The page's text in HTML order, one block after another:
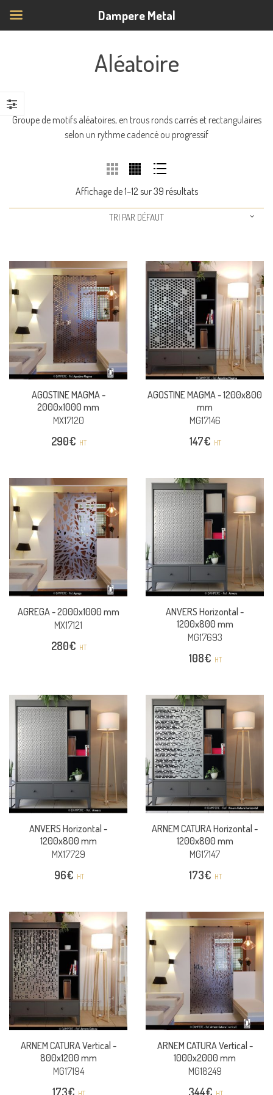
Aléatoire
Groupe de motifs aléatoires, en trous ronds carrés et rectangulaires
selon un rythme cadencé ou progressif
Affichage de 1–12 sur 39 résultats
TRI PAR DÉFAUT
AGOSTINE MAGMA -
2000x1000 mm
MX17120
290€ HT
AGOSTINE MAGMA -1200x800
mm
MG17146
147€ HT
AGREGA -2000x1000 mm
MX17121
280€ HT
ANVERS Horizontal -
1200x800 mm
MG17693
108€ HT
ANVERS Horizontal -
1200x800 mm
MX17729
96€ HT
ARNEM CATURA Horizontal -
1200x800 mm
MG17147
173€ HT
ARNEM CATURA Vertical -
800x1200 mm
MG17194
173€
ARNEM CATURA Vertical -
1000x2000 mm
MG18249
344€
Dampere Metal